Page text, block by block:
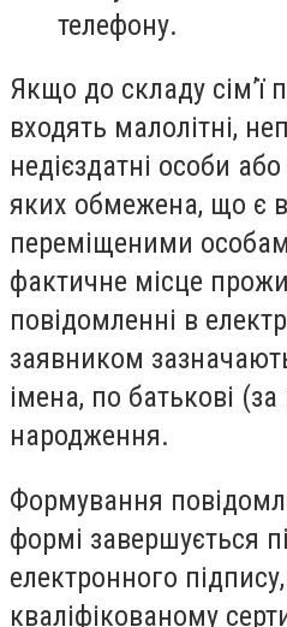
телефону.
Якщо до складу сім’ї
входять малолітні,
недієздатні особи
яких обмежена, що є
переміщеними
фактичне місце
повідомленні в
заявником
імена, по батькові (за
народження.
Формування
формі завершується
електронного
кваліфікованому